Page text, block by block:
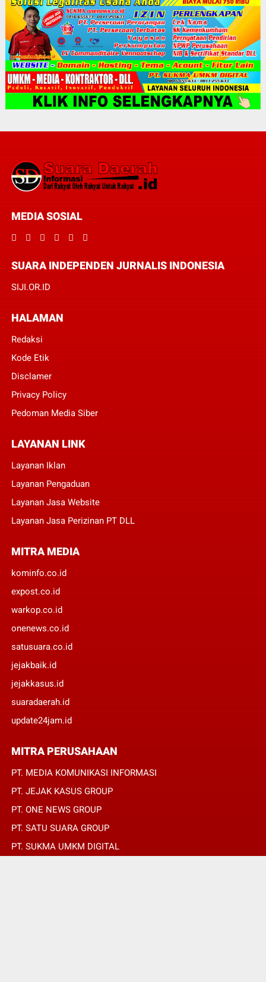
MEDIA SOSIAL
SUARA INDEPENDEN JURNALIS INDONESIA
SIJI.OR.ID
HALAMAN
Redaksi
Kode Etik
Disclamer
Privacy Policy
Pedoman Media Siber
LAYANAN LINK
Layanan Iklan
Layanan Pengaduan
Layanan Jasa Website
Layanan Jasa Perizinan PT DLL
MITRA MEDIA
kominfo.co.id
expost.co.id
warkop.co.id
onenews.co.id
satusuara.co.id
jejakbaik.id
jejakkasus.id
suaradaerah.id
update24jam.id
MITRA PERUSAHAAN
PT. MEDIA KOMUNIKASI INFORMASI
PT. JEJAK KASUS GROUP
PT. ONE NEWS GROUP
PT. SATU SUARA GROUP
PT. SUKMA UMKM DIGITAL